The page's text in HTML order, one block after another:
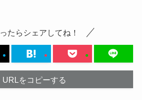
たらシェアしてね！
URLをコピーする